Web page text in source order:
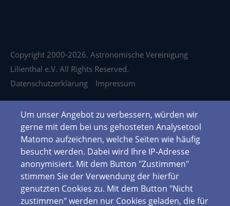
Copyright 2000-2026. Astronomische Vereinigung
Lilienthal e.V. All Rights Reserved.
Datenschutzerklärung
Impressum
Um unser Angebot zu verbessern, würden wir
gerne mit dem bei uns gehosteten Analysetool
Matomo aufzeichnen, welche Seiten wie häufig
besucht werden. Dabei wird Ihre IP-Adresse
anonymisiert. Mit dem Button "Zustimmen"
stimmen Sie der Verwendung der hierfür
genutzten Cookies zu. Mit dem Button "Nicht
zustimmen" werden nur Cookies geladen, die für